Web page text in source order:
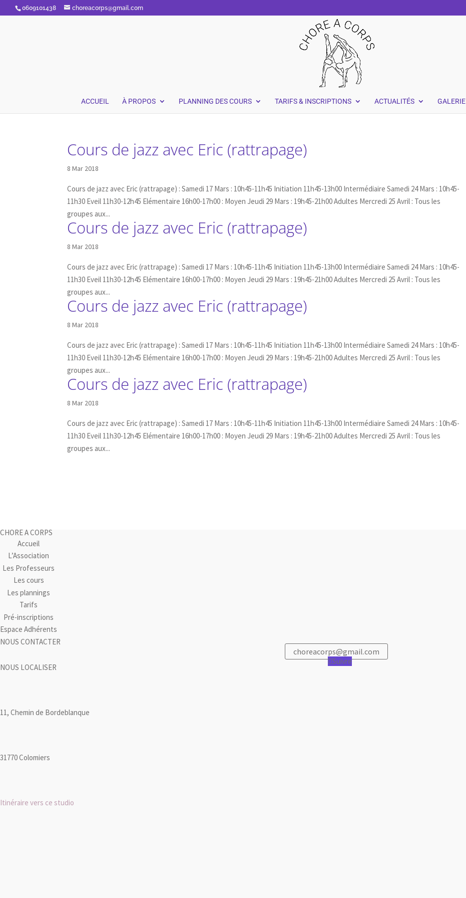
0609101438 choreacorps@gmail.com
ACCUEIL À PROPOS PLANNING DES COURS TARIFS & INSCRIPTIONS ACTUALITÉS GALERIE
Cours de jazz avec Eric (rattrapage)
8 Mar 2018
Cours de jazz avec Eric (rattrapage) : Samedi 17 Mars : 10h45-11h45 Initiation 11h45-13h00 Intermédiaire Samedi 24 Mars : 10h45-
11h30 Eveil 11h30-12h45 Elémentaire 16h00-17h00 : Moyen Jeudi 29 Mars : 19h45-21h00 Adultes Mercredi 25 Avril : Tous les
groupes aux...
Cours de jazz avec Eric (rattrapage)
8 Mar 2018
Cours de jazz avec Eric (rattrapage) : Samedi 17 Mars : 10h45-11h45 Initiation 11h45-13h00 Intermédiaire Samedi 24 Mars : 10h45-
11h30 Eveil 11h30-12h45 Elémentaire 16h00-17h00 : Moyen Jeudi 29 Mars : 19h45-21h00 Adultes Mercredi 25 Avril : Tous les
groupes aux...
Cours de jazz avec Eric (rattrapage)
8 Mar 2018
Cours de jazz avec Eric (rattrapage) : Samedi 17 Mars : 10h45-11h45 Initiation 11h45-13h00 Intermédiaire Samedi 24 Mars : 10h45-
11h30 Eveil 11h30-12h45 Elémentaire 16h00-17h00 : Moyen Jeudi 29 Mars : 19h45-21h00 Adultes Mercredi 25 Avril : Tous les
groupes aux...
Cours de jazz avec Eric (rattrapage)
8 Mar 2018
Cours de jazz avec Eric (rattrapage) : Samedi 17 Mars : 10h45-11h45 Initiation 11h45-13h00 Intermédiaire Samedi 24 Mars : 10h45-
11h30 Eveil 11h30-12h45 Elémentaire 16h00-17h00 : Moyen Jeudi 29 Mars : 19h45-21h00 Adultes Mercredi 25 Avril : Tous les
groupes aux...
CHORE A CORPS
Accueil
L’Association
Les Professeurs
Les cours
Les plannings
Tarifs
Pré-inscriptions
Espace Adhérents
NOUS CONTACTER
choreacorps@gmail.com
Suivre
NOUS LOCALISER
11, Chemin de Bordeblanque
31770 Colomiers
Itinéraire vers ce studio